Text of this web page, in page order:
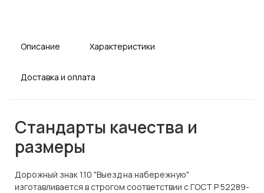
Описание Характеристики
Доставка и оплата
Стандарты качества и
размеры
Дорожный знак 1.10 "Выезд на набережную"
изготавливается в строгом соответствии с ГОСТ Р 52289-